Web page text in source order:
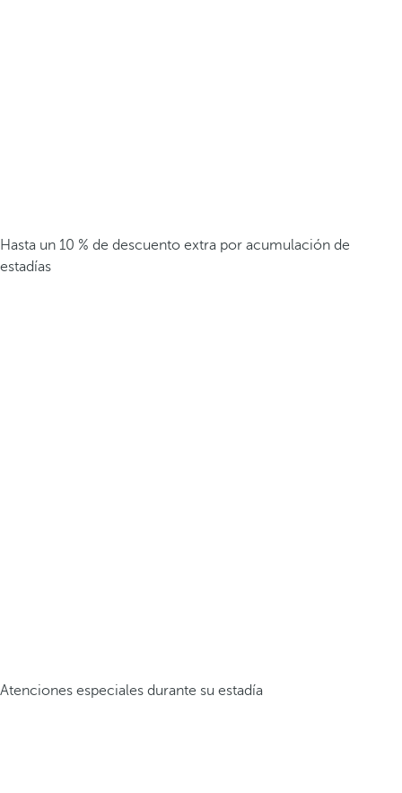
Hasta un 10 % de descuento extra por acumulación de
estadías
Atenciones especiales durante su estadía